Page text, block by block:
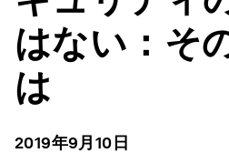
はない：そ
は
2019年9月10日